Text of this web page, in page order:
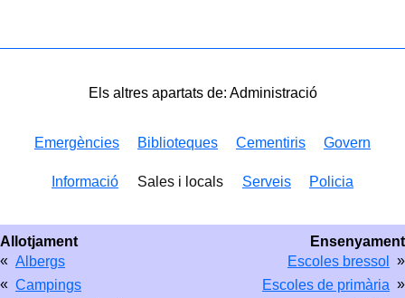
Els altres apartats de: Administració
Emergències Biblioteques Cementiris Govern
Informació Sales i locals Serveis Policia
Ensenyament
Escoles bressol
»
Escoles de primària »
Allotjament
« Albergs
« Campings